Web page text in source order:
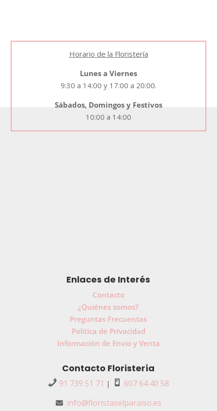
Horario de la Floristería
Lunes a Viernes
9:30 a 14:00 y 17:00 a 20:00.
Sábados, Domingos y Festivos
10:00 a 14:00
Enlaces de Interés
Contacto
¿Quiénes somos?
Preguntas Frecuentas
Política de Privacidad
Información de Envío y Venta
Contacto Floristería
91 739 51 71 |
607 64 40 58
info@floristaselparaiso.es